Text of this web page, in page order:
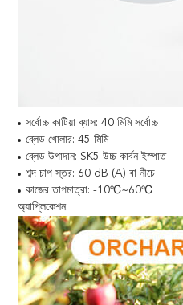
সর্বোচ্চ কাটিয়া ব্যাস: 40 মিমি সর্বোচ্চ
ব্লেড খোলার: 45 মিমি
ব্লেড উপাদান: SK5 উচ্চ কার্বন ইস্পাত
শব্দ চাপ স্তর: 60 dB (A) বা নীচে
কাজের তাপমাত্রা: -10℃~60℃
অ্যাপ্লিকেশন: